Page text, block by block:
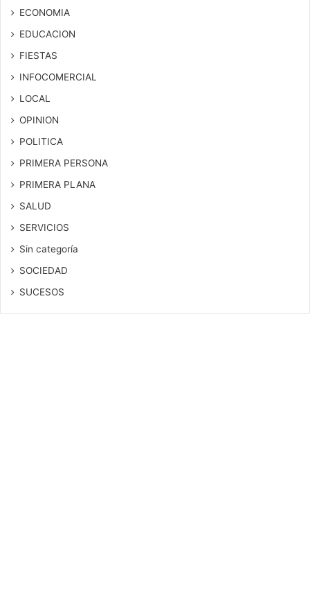
ECONOMIA
EDUCACION
FIESTAS
INFOCOMERCIAL
LOCAL
OPINION
POLITICA
PRIMERA PERSONA
PRIMERA PLANA
SALUD
SERVICIOS
Sin categoría
SOCIEDAD
SUCESOS